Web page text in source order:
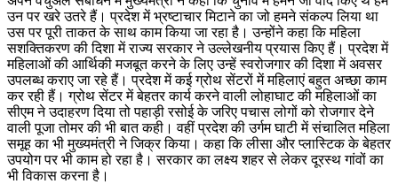
उन पर खरे उतरे हैं। प्रदेश में भ्रष्टाचार मिटाने का जो हमने संकल्प लिया था
उस पर पूरी ताकत के साथ काम किया जा रहा है। उन्होंने कहा कि महिला
सशक्तिकरण की दिशा में राज्य सरकार ने उल्लेखनीय प्रयास किए हैं। प्रदेश में
महिलाओं की आर्थिकी मजबूत करने के लिए उन्हें स्वरोजगार की दिशा में अवसर
उपलब्ध कराए जा रहे हैं। प्रदेश में कई ग्रोथ सेंटरों में महिलाएं बहुत अच्छा काम
कर रही हैं। ग्रोथ सेंटर में बेहतर कार्य करने वाली लोहाघाट की महिलाओं का
सीएम ने उदाहरण दिया तो पहाड़ी रसोई के जरिए पचास लोगों को रोजगार देने
वाली पूजा तोमर की भी बात कही। वहीं प्रदेश की उर्गम घाटी में संचालित महिला
समूह का भी मुख्यमंत्री ने जिक्र किया। कहा कि लीसा और प्लास्टिक के बेहतर
उपयोग पर भी काम हो रहा है। सरकार का लक्ष्य शहर से लेकर दूरस्थ गांवों का
भी विकास करना है।